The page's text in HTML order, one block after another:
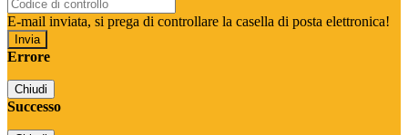
E-mail inviata, si prega di controllare la casella di posta elettronica!
Errore
Chiudi
Successo